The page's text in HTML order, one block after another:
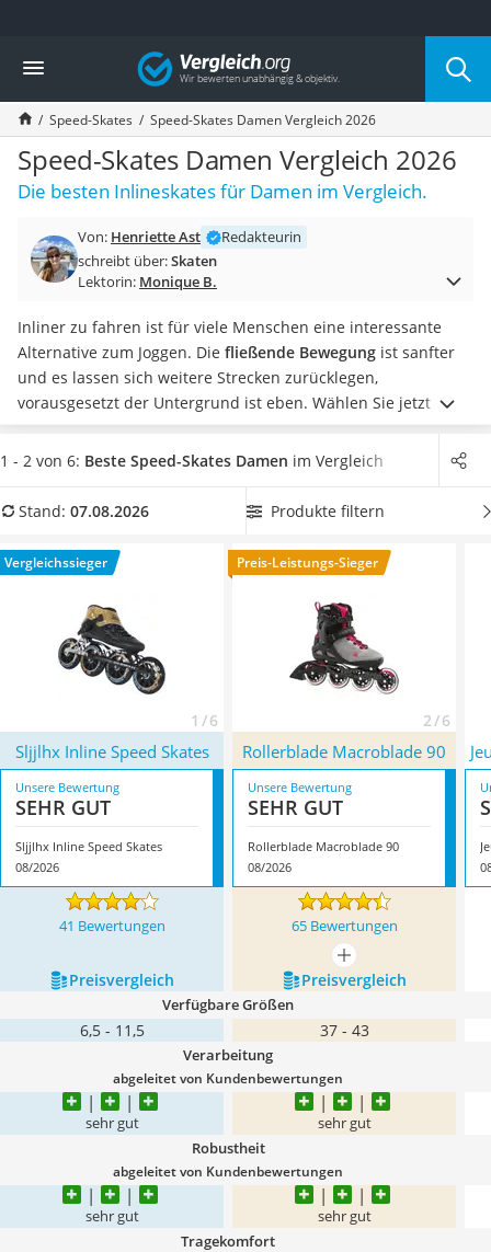
Die beliebtesten Vergleiche nach Kategorie
Freizeit & Sport
Gartentrampolin
Trampolin
Metalldetektor
Eufab-Fahrradträger
Trampolin 366 cm
Aluminium-Koffer
Futterboot
E-Bike-Dreirad
Trekkingschuhe Herren
Reisetasche mit Rollen
Klimmzugstation
Koffer
Nachtsichtgerät
Handgepäck-Koffer
Wanderschuhe Herren
Sicherheitsweste Reiten
Vergleich
Speed-Skates Speed-Skates Damen Vergleich 2026
Speed-Skates Damen Vergleich 2026
Die besten Inlineskates für Damen im Vergleich.
Von: Henriette Ast
Redakteurin
schreibt über:Skaten
Lektorin: Monique B.
Inliner zu fahren ist für viele Menschen eine interessante
Alternative zum Joggen. Die fließende Bewegung ist sanfter
und es lassen sich weitere Strecken zurücklegen,
vorausgesetzt der Untergrund ist eben. Wählen Sie jetzt ein
PaarSpeed-Skates für Damenaus unserem Vergleich aus,
wenn Sie vor allem höhere Geschwindigkeiten erreichen
Ihrer Lieblingsstrecke nichts mehr im Wege. Zur Sicherheit
hat uns hier im August 2026 besonders das Modell
Inline Speed Skates
mit seinen Eigenschaften.
1 - 2 von 6: Beste Speed-Skates Damen im Vergleich
Stand: 07.08.2026 Produkte filtern
Vergleichssieger
1 / 6
Preis-Leistungs-Sieger
2 / 6
Sljjlhx Inline Speed Skates Rollerblade Macroblade 90
Unsere Bewertung
SEHR GUT
Sljjlhx Inline Speed Skates
08/2026
Unsere Bewertung
SEHR GUT
Rollerblade Macroblade 90
08/2026
41 Bewertungen 65 Bewertungen
mehr anzeigen
Preis­vergleich
Preis­vergleich
Verfügbare Größen
6,5 - 11,5 37 - 43
Verarbeitung
abgeleitet von Kundenbewertungen
sehr gut sehr gut
Robustheit
abgeleitet von Kundenbewertungen
sehr gut sehr gut
Tragekomfort